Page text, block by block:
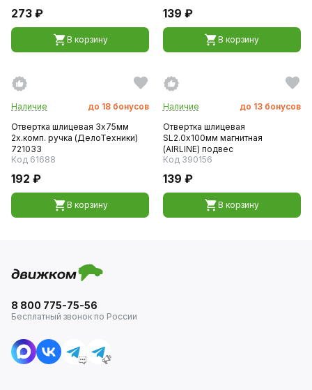
273 ₽
В корзину
139 ₽
В корзину
Наличие до 18 бонусов
Отвертка шлицевая 3х75мм
2х.комп. ручка (ДелоТехники)
721033
Код 61688
192 ₽
В корзину
Наличие до 13 бонусов
Отвертка шлицевая
SL2.0х100мм магнитная
(AIRLINE) подвес
Код 390156
139 ₽
В корзину
8 800 775-75-56
Бесплатный звонок по России